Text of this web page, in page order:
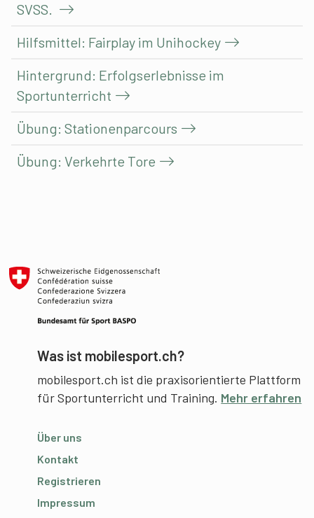
SVSS.
Hilfsmittel: Fairplay im Unihockey
Hintergrund: Erfolgserlebnisse im
Sportunterricht
Übung: Stationenparcours
Übung: Verkehrte Tore
Was ist mobilesport.ch?
mobilesport.ch ist die praxisorientierte Plattform
für Sportunterricht und Training. Mehr erfahren
Über uns
Kontakt
Registrieren
Impressum